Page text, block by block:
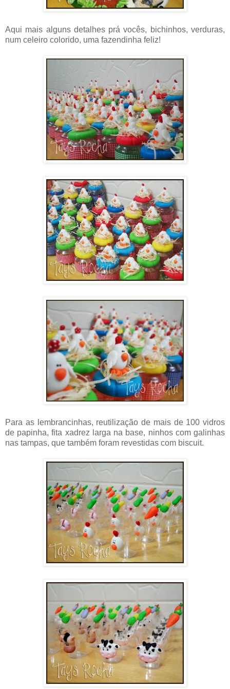
Aqui mais alguns detalhes prá vocês, bichinhos, verduras,
num celeiro colorido, uma fazendinha feliz!
Para as lembrancinhas, reutilização de mais de 100 vidros
de papinha, fita xadrez larga na base, ninhos com galinhas
nas tampas, que também foram revestidas com biscuit.